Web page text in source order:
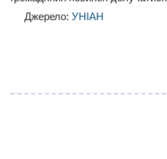
Джерело: УНІАН